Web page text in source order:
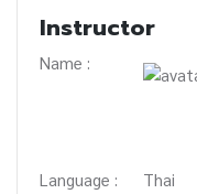
Instructor
Name :
Language : Thai